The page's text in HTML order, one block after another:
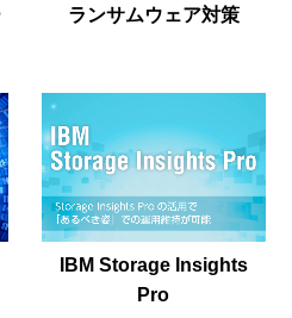
ランサムウェア対策
IBM Storage Insights
Pro